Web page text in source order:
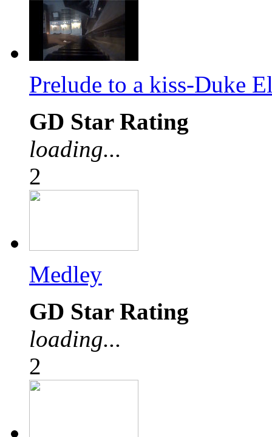
Prelude to a kiss-Duke
GD Star Rating
loading...
2
Medley
GD Star Rating
loading...
2